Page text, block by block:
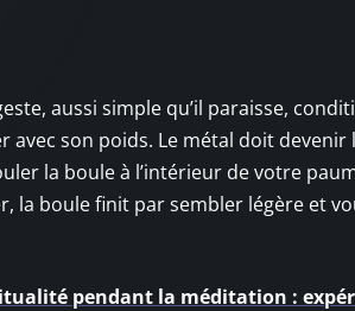
aussi simple qu’il paraisse,
son poids. Le métal doit devenir
la boule à l’intérieur de votre
la boule finit par sembler légère et
pendant la méditation :